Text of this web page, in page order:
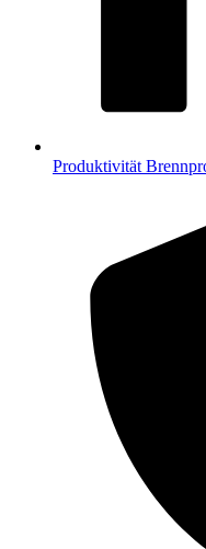
Produktivität